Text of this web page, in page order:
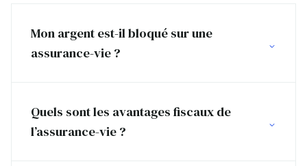
Mon argent est-il bloqué sur une
assurance-vie ?
Quels sont les avantages fiscaux de
l’assurance-vie ?